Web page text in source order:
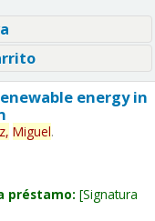
energy in
Miguel.
préstamo: Signatura